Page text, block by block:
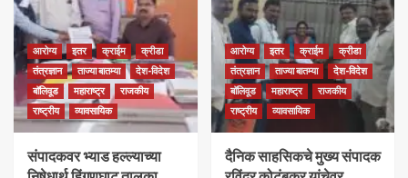
आरोग्य इतर क्राईम
क्रीडा
तंत्रज्ञान
ताज्या बातम्या
देश-विदेश
बॉलिवूड
महाराष्ट्र
राजकीय
राष्ट्रीय
व्यावसायिक
संपादकवर भ्याड हल्ल्याच्या
आरोग्य इतर क्राईम
क्रीडा
तंत्रज्ञान
ताज्या बातम्या
देश-विदेश
बॉलिवूड
महाराष्ट्र
राजकीय
राष्ट्रीय
व्यावसायिक
दैनिक साहसिकचे मुख्य संपादक